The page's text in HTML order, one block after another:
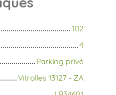
102
4
Parking privé
Vitrolles 13127 - ZA